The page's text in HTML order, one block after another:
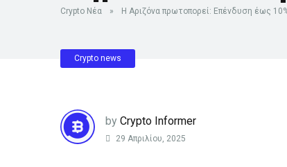
Crypto Νέα » Η Αριζόνα πρωτοπορεί: Επένδυση έως
Crypto news
by Crypto Informer
29 Απριλίου, 2025